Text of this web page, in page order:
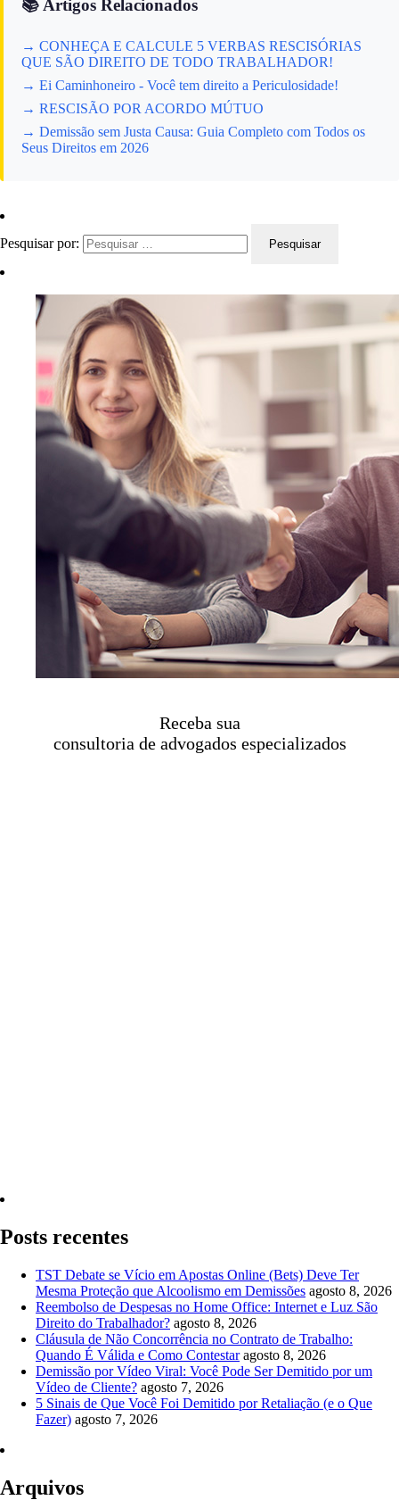
📚 Artigos Relacionados
→ CONHEÇA E CALCULE 5 VERBAS RESCISÓRIAS
QUE SÃO DIREITO DE TODO TRABALHADOR!
→ Ei Caminhoneiro - Você tem direito a Periculosidade!
→ RESCISÃO POR ACORDO MÚTUO
→ Demissão sem Justa Causa: Guia Completo com Todos os
Seus Direitos em 2026
Pesquisar por:
Receba sua
consultoria de advogados especializados
Posts recentes
TST Debate se Vício em Apostas Online (Bets) Deve Ter
Mesma Proteção que Alcoolismo em Demissões agosto 8, 2026
Reembolso de Despesas no Home Office: Internet e Luz São
Direito do Trabalhador? agosto 8, 2026
Cláusula de Não Concorrência no Contrato de Trabalho:
Quando É Válida e Como Contestar agosto 8, 2026
Demissão por Vídeo Viral: Você Pode Ser Demitido por um
Vídeo de Cliente? agosto 7, 2026
5 Sinais de Que Você Foi Demitido por Retaliação (e o Que
Fazer) agosto 7, 2026
Arquivos